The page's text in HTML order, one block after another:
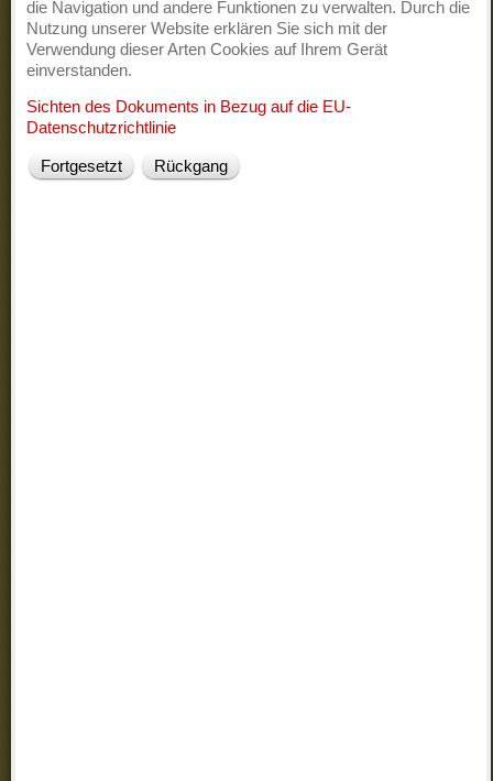
Nur halbtags reicht, um eine Vorstellung von den natürlichen,
historischen und künstlerischen Schönheiten Bergamo zu
charakteristischen mittelalterlichen Turm-Häuser zu sehen und
die Navigation und andere Funktionen zu verwalten. Durch die
Nutzung unserer Website erklären Sie sich mit der
Verwendung dieser Arten Cookies auf Ihrem Gerät
einverstanden.
Sichten des Dokuments in Bezug auf die EU-
Datenschutzrichtlinie
Fortgesetzt Rückgang